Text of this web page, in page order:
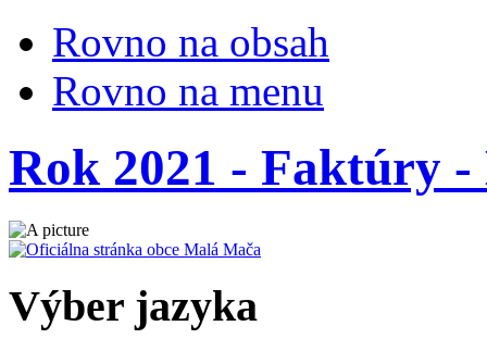
Rovno na obsah
Rovno na menu
Rok 2021 - Faktúry
Výber jazyka